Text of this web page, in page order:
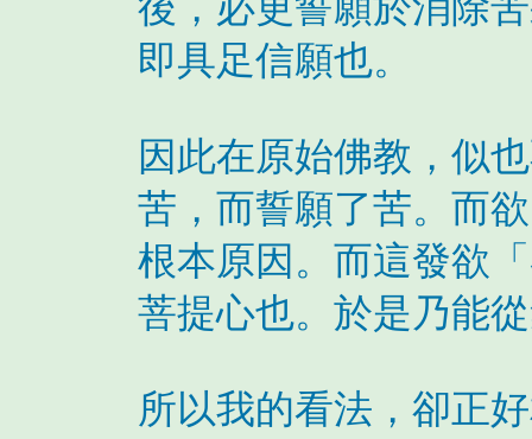
即具足信願也。
因此在原始佛教，似
苦，而誓願了苦。而
根本原因。而這發欲
菩提心也。於是乃能
所以我的看法，卻正